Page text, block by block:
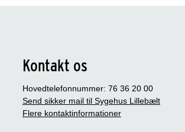
Kontakt os
Hovedtelefonnummer: 76 36 20 00
Send sikker mail til Sygehus Lillebælt
Flere kontaktinformationer